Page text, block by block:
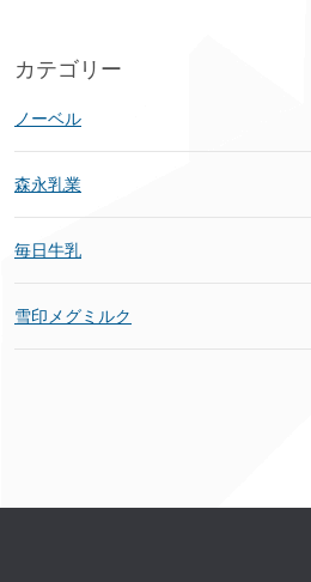
カテゴリー
ノーベル
森永乳業
毎日牛乳
雪印メグミルク